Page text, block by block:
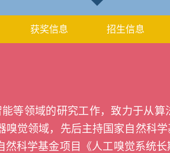
获奖信息 招生信息
等领域的研究工作，致力于从
嗅觉领域，先后主持国家自然科
然科学基金项目《人工嗅觉系统